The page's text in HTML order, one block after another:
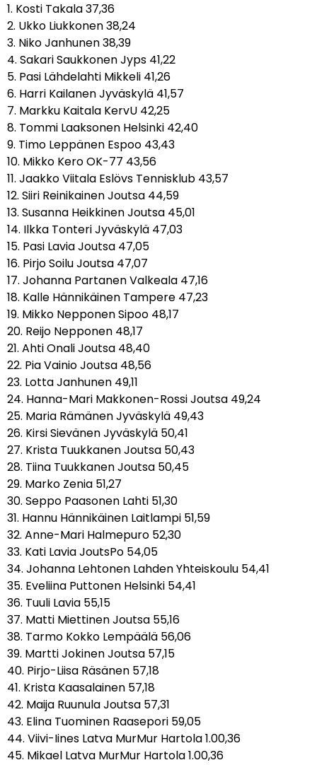
1. Kosti Takala 37,36
2. Ukko Liukkonen 38,24
3. Niko Janhunen 38,39
4. Sakari Saukkonen Jyps 41,22
5. Pasi Lähdelahti Mikkeli 41,26
6. Harri Kailanen Jyväskylä 41,57
7. Markku Kaitala KervU 42,25
8. Tommi Laaksonen Helsinki 42,40
9. Timo Leppänen Espoo 43,43
10. Mikko Kero OK-77 43,56
11. Jaakko Viitala Eslövs Tennisklub 43,57
12. Siiri Reinikainen Joutsa 44,59
13. Susanna Heikkinen Joutsa 45,01
14. Ilkka Tonteri Jyväskylä 47,03
15. Pasi Lavia Joutsa 47,05
16. Pirjo Soilu Joutsa 47,07
17. Johanna Partanen Valkeala 47,16
18. Kalle Hännikäinen Tampere 47,23
19. Mikko Nepponen Sipoo 48,17
20. Reijo Nepponen 48,17
21. Ahti Onali Joutsa 48,40
22. Pia Vainio Joutsa 48,56
23. Lotta Janhunen 49,11
24. Hanna-Mari Makkonen-Rossi Joutsa 49,24
25. Maria Rämänen Jyväskylä 49,43
26. Kirsi Sievänen Jyväskylä 50,41
27. Krista Tuukkanen Joutsa 50,43
28. Tiina Tuukkanen Joutsa 50,45
29. Marko Zenia 51,27
30. Seppo Paasonen Lahti 51,30
31. Hannu Hännikäinen Laitlampi 51,59
32. Anne-Mari Halmepuro 52,30
33. Kati Lavia JoutsPo 54,05
34. Johanna Lehtonen Lahden Yhteiskoulu 54,41
35. Eveliina Puttonen Helsinki 54,41
36. Tuuli Lavia 55,15
37. Matti Miettinen Joutsa 55,16
38. Tarmo Kokko Lempäälä 56,06
39. Martti Jokinen Joutsa 57,15
40. Pirjo-Liisa Räsänen 57,18
41. Krista Kaasalainen 57,18
42. Maija Ruunula Joutsa 57,31
43. Elina Tuominen Raasepori 59,05
44. Viivi-Iines Latva MurMur Hartola 1.00,36
45. Mikael Latva MurMur Hartola 1.00,36